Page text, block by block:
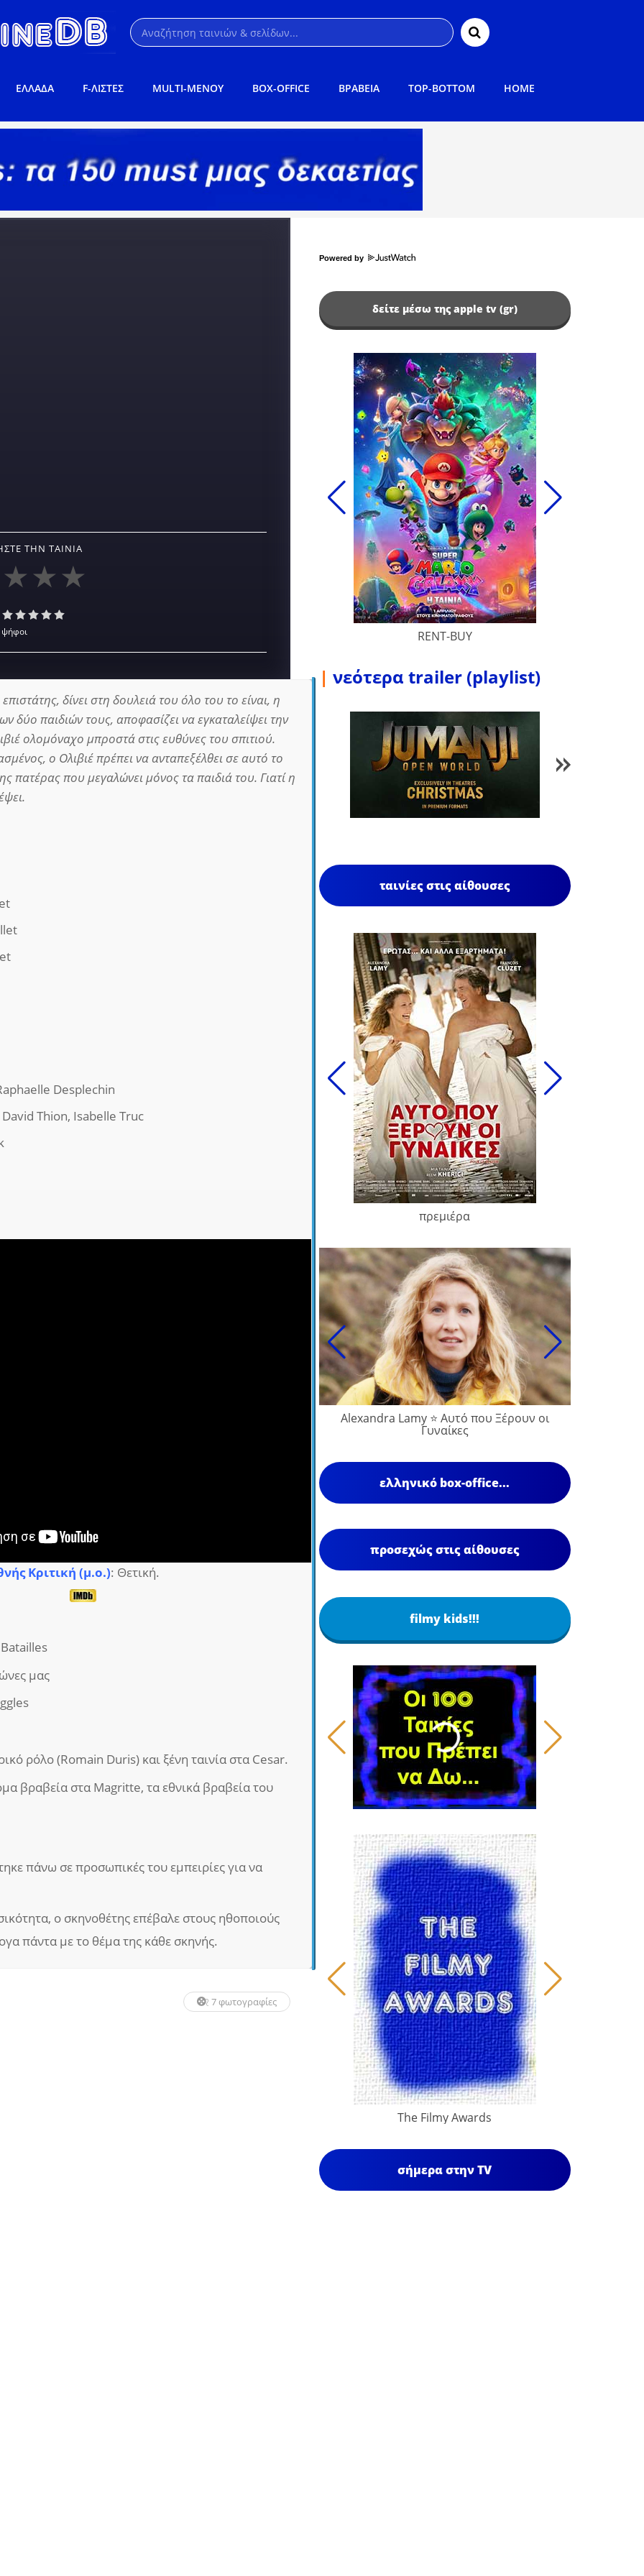
ΕΛΛΑΔΑ F-ΛΙΣΤΕΣ MULTI-ΜΕΝΟΥ BOX-OFFICE ΒΡΑΒΕΙΑ TOP-BOTTOM HOME
ΤΗΝ ΤΑΙΝΊΑ
ψήφοι
δίνει στη δουλειά του όλο του το είναι, η
δύο παιδιών τους, αποφασίζει να εγκαταλείψει την
ολομόναχο μπροστά στις ευθύνες του σπιτιού.
ο Ολιβιέ πρέπει να ανταπεξέλθει σε αυτό το
πατέρας που μεγαλώνει μόνος τα παιδιά του. Γιατί η
Desplechin
Thion, Isabelle Truc
Κριτική (μ.ο.): Θετική.
μας
ρόλο (Romain Duris) και ξένη ταινία στα Cesar.
βραβεία στα Magritte, τα εθνικά βραβεία του
πάνω σε προσωπικές του εμπειρίες για να
ο σκηνοθέτης επέβαλε στους ηθοποιούς
πάντα με το θέμα της κάθε σκηνής.
7 φωτογραφίες
Powered by
δείτε μέσω της apple tv (gr)
RENT-BUY
| νεότερα trailer (playlist)
1/86
ταινίες στις αίθουσες
πρεμιέρα
Alexandra Lamy ⭐ Αυτό που Ξέρουν οι
Γυναίκες
ελληνικό box-office...
προσεχώς στις αίθουσες
filmy kids!!!
The Filmy Awards
σήμερα στην TV